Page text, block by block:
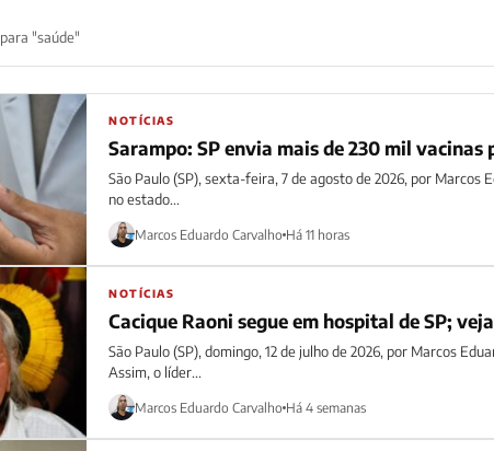
para "saúde"
NOTÍCIAS
Sarampo: SP envia mais de 230 mil vacinas
São Paulo (SP), sexta-feira, 7 de agosto de 2026, por Marcos
no estado...
Marcos Eduardo Carvalho Há 11 horas
NOTÍCIAS
Cacique Raoni segue em hospital de SP;
São Paulo (SP), domingo, 12 de julho de 2026, por Marcos
Assim, o líder...
Marcos Eduardo Carvalho Há 4 semanas